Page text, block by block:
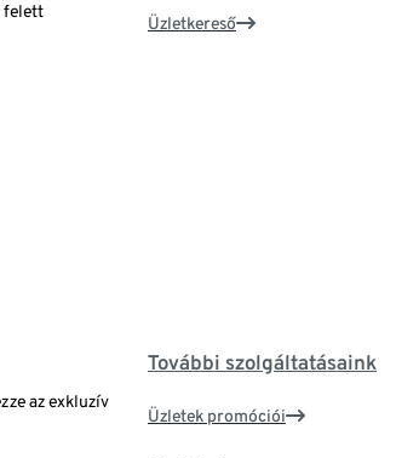
felett
Üzletkereső
az exkluzív
További szolgáltatásaink
Üzletek promóciói